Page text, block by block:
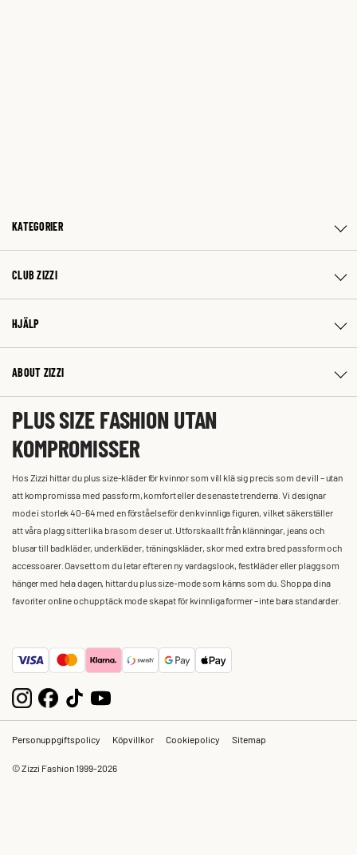
KATEGORIER
CLUB ZIZZI
HJÄLP
ABOUT ZIZZI
PLUS SIZE FASHION UTAN
KOMPROMISSER
Hos Zizzi hittar du plus size-kläder för kvinnor som vill klä sig precis som de vill – utan
att kompromissa med passform, komfort eller de senaste trenderna. Vi designar
mode i storlek 40-64 med en förståelse för den kvinnliga figuren, vilket säkerställer
att våra plagg sitter lika bra som de ser ut. Utforska allt från klänningar, jeans och
blusar till badkläder, underkläder, träningskläder, skor med extra bred passform och
accessoarer. Oavsett om du letar efter en ny vardagslook, festkläder eller plagg som
hänger med hela dagen, hittar du plus size-mode som känns som du. Shoppa dina
favoriter online och upptäck mode skapat för kvinnliga former – inte bara standarder.
Personuppgiftspolicy Köpvillkor Cookiepolicy Sitemap
© Zizzi Fashion 1999-2026